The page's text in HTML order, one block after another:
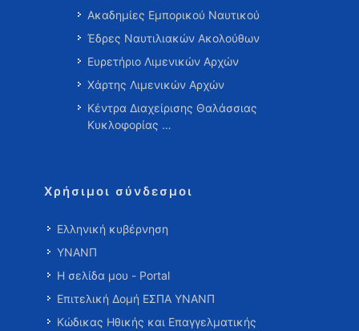
Ακαδημίες Εμπορικού Ναυτικού
Έδρες Ναυτιλιακών Ακολούθων
Ευρετήριο Λιμενικών Αρχών
Χάρτης Λιμενικών Αρχών
Κέντρα Διαχείρισης Θαλάσσιας
Κυκλοφορίας …
Χρήσιμοι σύνδεσμοι
Ελληνική κυβέρνηση
ΥΝΑΝΠ
Η σελίδα μου - Portal
Επιτελική Δομή ΕΣΠΑ ΥΝΑΝΠ
Κώδικας Ηθικής και Επαγγελματικής